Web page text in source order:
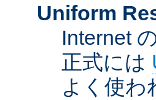
Uniform
Internet
正式には
よく使わ